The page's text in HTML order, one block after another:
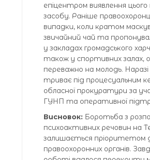
епіцентром виявлення
засобу. Раніше
випадки, коли кратом
звичайний чай та
у закладах громадського
також у спортивних залах,
переважно на молодь. Наразі
триває під процесуальним
обласної прокуратури за
ГУНП та оперативної
Висновок: Боротьба з
психоактивних речовин на
залишається пріоритетом
правоохоронних органів.